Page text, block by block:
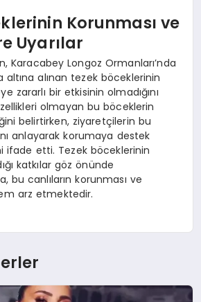
Korunması ve
Uyarılar
Karacabey Longoz Ormanları’nda
alınan tezek böceklerinin
zararlı bir etkisinin olmadığını
olmayan bu böceklerin
belirtirken, ziyaretçilerin bu
anlayarak korumaya destek
ifade etti. Tezek böceklerinin
katkılar göz önünde
bu canlıların korunması ve
arz etmektedir.